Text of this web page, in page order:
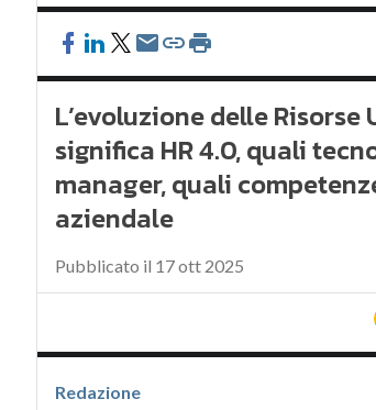
L’evoluzione delle
significa HR 4.0, quali
manager, quali
aziendale
Pubblicato il 17 ott 2025
Redazione